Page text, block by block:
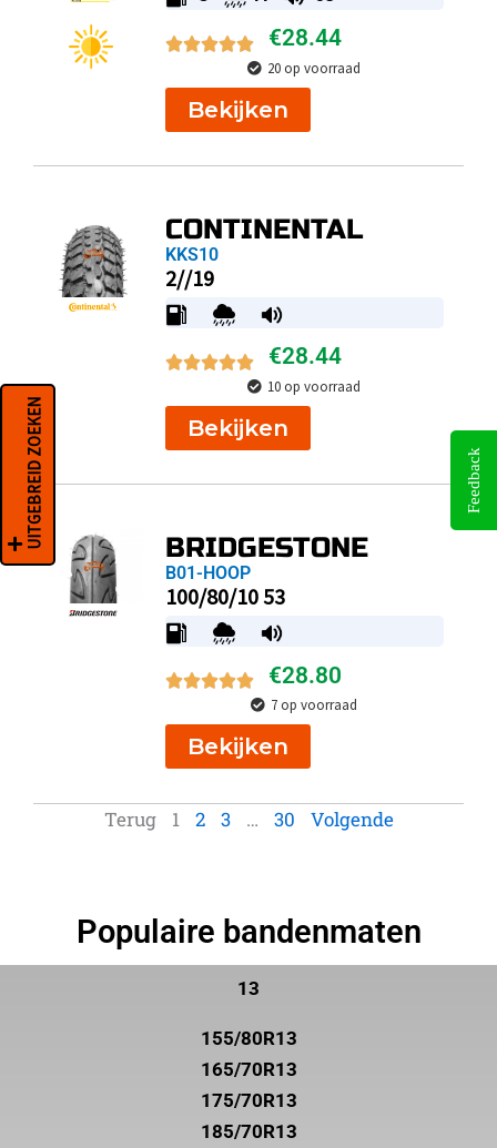
€28.44
20 op voorraad
Bekijken
CONTINENTAL
KKS10
2//19
€28.44
10 op voorraad
Bekijken
BRIDGESTONE
B01-HOOP
100/80/10 53
€28.80
7 op voorraad
Bekijken
Terug 1 2 3 … 30 Volgende
Populaire bandenmaten
13
155/80R13
165/70R13
175/70R13
185/70R13
UITGEBREID ZOEKEN Feedback